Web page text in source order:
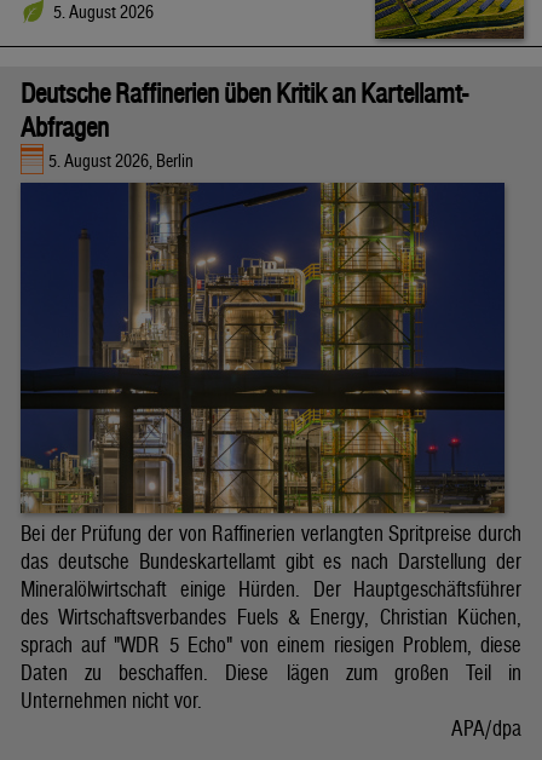
5. August 2026
Deutsche Raffinerien üben Kritik an Kartellamt-
Abfragen
5. August 2026, Berlin
Bei der Prüfung der von Raffinerien verlangten Spritpreise durch
das deutsche Bundeskartellamt gibt es nach Darstellung der
Mineralölwirtschaft einige Hürden. Der Hauptgeschäftsführer
des Wirtschaftsverbandes Fuels & Energy, Christian Küchen,
sprach auf "WDR 5 Echo" von einem riesigen Problem, diese
Daten zu beschaffen. Diese lägen zum großen Teil in
Unternehmen nicht vor.
APA/dpa